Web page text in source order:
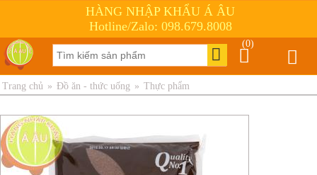
HÀNG NHẬP KHẨU Á ÂU
Hotline/Zalo: 098.679.8008
(0)
Trang chủ » Đồ ăn - thức uống » Thực phẩm